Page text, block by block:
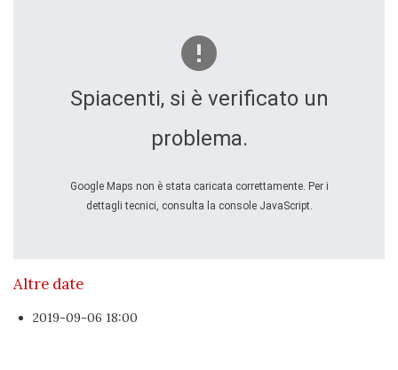
Spiacenti, si è verificato un
problema.
Google Maps non è stata caricata correttamente. Per i
dettagli tecnici, consulta la console JavaScript.
Altre date
2019-09-06 18:00